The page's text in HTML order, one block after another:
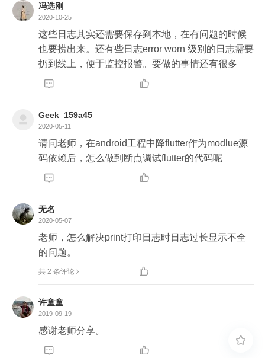
冯选刚
2020-10-25
这些日志其实还需要保存到本地，在有问题的时候
也要捞出来。还有些日志error worn 级别的日志需要
扔到线上，便于监控报警。要做的事情还有很多
 
Geek_159a45
2020-05-11
请问老师，在android工程中降flutter作为modlue源
码依赖后，怎么做到断点调试flutter的代码呢
 
无名
2020-05-07
老师，怎么解决print打印日志时日志过长显示不全
的问题。
共 2 条评论 
许童童
2019-09-19
感谢老师分享。
 
